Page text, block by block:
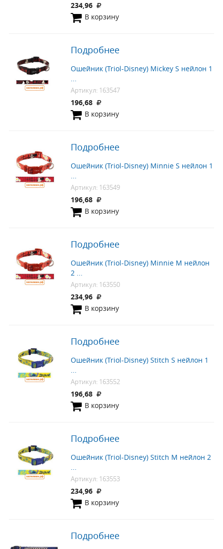
234,96
В корзину
Подробнее
Ошейник (Triol-Disney) Mickey S нейлон 1
...
Артикул: 163547
196,68
В корзину
Подробнее
Ошейник (Triol-Disney) Minnie S нейлон 1
...
Артикул: 163549
196,68
В корзину
Подробнее
Ошейник (Triol-Disney) Minnie М нейлон
2 ...
Артикул: 163550
234,96
В корзину
Подробнее
Ошейник (Triol-Disney) Stitch S нейлон 1
...
Артикул: 163552
196,68
В корзину
Подробнее
Ошейник (Triol-Disney) Stitch М нейлон 2
...
Артикул: 163553
234,96
В корзину
Подробнее